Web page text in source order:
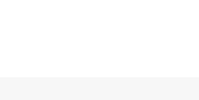
กับโครงการ givetochild